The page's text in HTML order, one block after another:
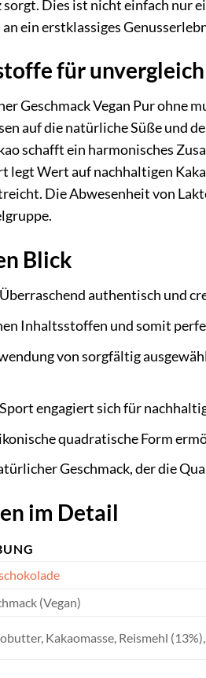
Dies ist nicht einfach nur
ein erstklassiges
für
Geschmack Vegan Pur ohne
auf die natürliche Süße und
schafft ein harmonisches
Wert auf nachhaltigen
Die Abwesenheit von
Blick
Überraschend authentisch und
Inhaltsstoffen und somit
von sorgfältig
engagiert sich für
quadratische Form
Geschmack, der die
im Detail
(Vegan)
Kakaomasse, Reismehl